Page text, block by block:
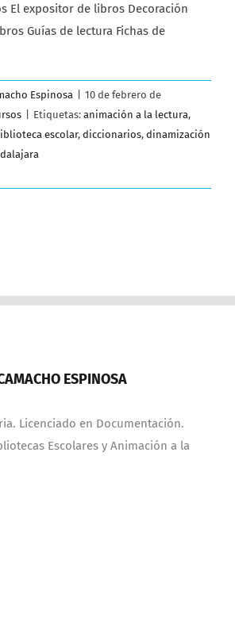
El expositor de libros Decoración
Guías de lectura Fichas de
Espinosa
10 de febrero de
Etiquetas: animación a la lectura,
escolar, diccionarios, dinamización
ESPINOSA
Licenciado en Documentación.
Escolares y Animación a la